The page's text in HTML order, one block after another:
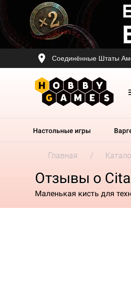
Соединённые Штаты
Настольные игры
Главная
Отзывы о
Маленькая кисть для